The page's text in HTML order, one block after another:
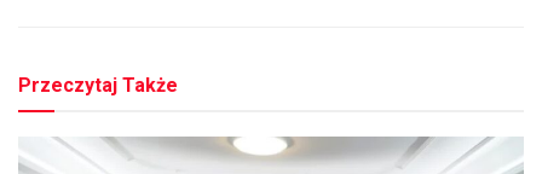
Przeczytaj Także